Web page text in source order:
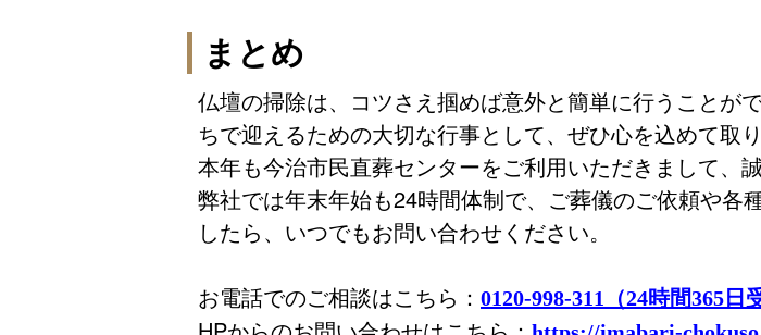
まとめ
仏壇の掃除は、コツさえ掴めば意外と簡単に行うことが
ちで迎えるための大切な行事として、ぜひ心を込めて取
本年も今治市民直葬センターをご利用いただきまして、
弊社では年末年始も24時間体制で、ご葬儀のご依頼や各
したら、いつでもお問い合わせください。
お電話でのご相談はこちら： 0120-998-311（24時間365日